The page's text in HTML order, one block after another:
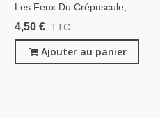
Les Feux Du Crépuscule,
Michel Droit, 1977 - Journal
Mai 68
4,50 € TTC
Ajouter au panier